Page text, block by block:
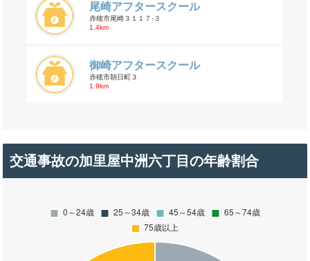
尾崎アフタースクール
赤穂市尾崎３１１７-３
1.4km
御崎アフタースクール
赤穂市朝日町３
1.9km
交通事故の加里屋中洲六丁目の年齢割合